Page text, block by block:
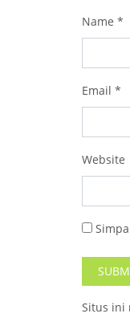
Name *
Email *
Website
Situs ini